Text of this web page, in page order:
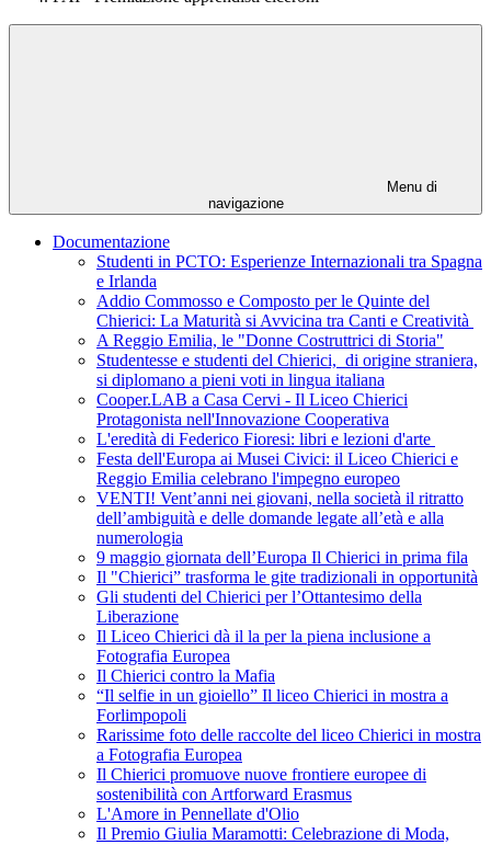
Menu di
navigazione
Documentazione
Studenti in PCTO: Esperienze Internazionali tra Spagna
e Irlanda
Addio Commosso e Composto per le Quinte del
Chierici: La Maturità si Avvicina tra Canti e Creatività
A Reggio Emilia, le "Donne Costruttrici di Storia"
Studentesse e studenti del Chierici, di origine straniera,
si diplomano a pieni voti in lingua italiana
Cooper.LAB a Casa Cervi - Il Liceo Chierici
Protagonista nell'Innovazione Cooperativa
L'eredità di Federico Fioresi: libri e lezioni d'arte
Festa dell'Europa ai Musei Civici: il Liceo Chierici e
Reggio Emilia celebrano l'impegno europeo
VENTI! Vent’anni nei giovani, nella società il ritratto
dell’ambiguità e delle domande legate all’età e alla
numerologia
9 maggio giornata dell’Europa Il Chierici in prima fila
Il "Chierici” trasforma le gite tradizionali in opportunità
Gli studenti del Chierici per l’Ottantesimo della
Liberazione
Il Liceo Chierici dà il la per la piena inclusione a
Fotografia Europea
Il Chierici contro la Mafia
“Il selfie in un gioiello” Il liceo Chierici in mostra a
Forlimpopoli
Rarissime foto delle raccolte del liceo Chierici in mostra
a Fotografia Europea
Il Chierici promuove nuove frontiere europee di
sostenibilità con Artforward Erasmus
L'Amore in Pennellate d'Olio
Il Premio Giulia Maramotti: Celebrazione di Moda,